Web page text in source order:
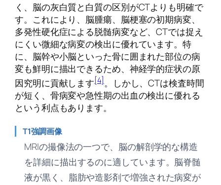
く、脳の灰白質と白質の区別がCTよりも明確で
す。これにより、脳腫瘍、脳梗塞の初期病変、
多発性硬化症による脱髄病変など、CTでは捉え
にくい微細な病変の検出に優れています。特
に、脳幹や小脳といった骨に囲まれた部位の病
変も鮮明に描出できるため、神経学的症状の原
因究明に貢献します[4]。しかし、CTは検査時間
が短く、骨病変や急性期の出血の検出に優れる
という利点もあります。
T1強調画像
MRIの撮像法の一つで、脳の解剖学的な構造
を詳細に描出するのに適しています。脳脊髄
液が黒く、脂肪や造影剤で増強された病変が